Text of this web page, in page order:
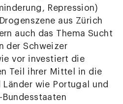
Repression)
aus Zürich
auch das Thema Sucht
der Schweizer
vor investiert die
Teil ihrer Mittel in die
Länder wie Portugal und
Bundesstaaten